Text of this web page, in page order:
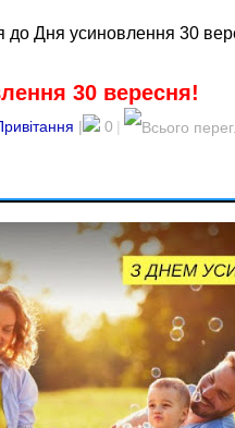
до Дня усиновлення 30
30 вересня!
| 0 |